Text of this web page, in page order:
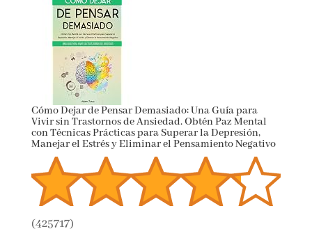
Cómo Dejar de Pensar Demasiado: Una Guía para
Vivir sin Trastornos de Ansiedad. Obtén Paz Mental
con Técnicas Prácticas para Superar la Depresión,
Manejar el Estrés y Eliminar el Pensamiento Negativo
(425717)